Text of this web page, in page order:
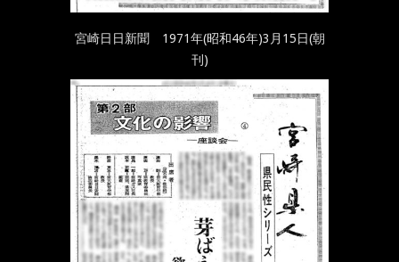
宮崎日日新聞 1971年(昭和46年)3月15日(朝
刊)